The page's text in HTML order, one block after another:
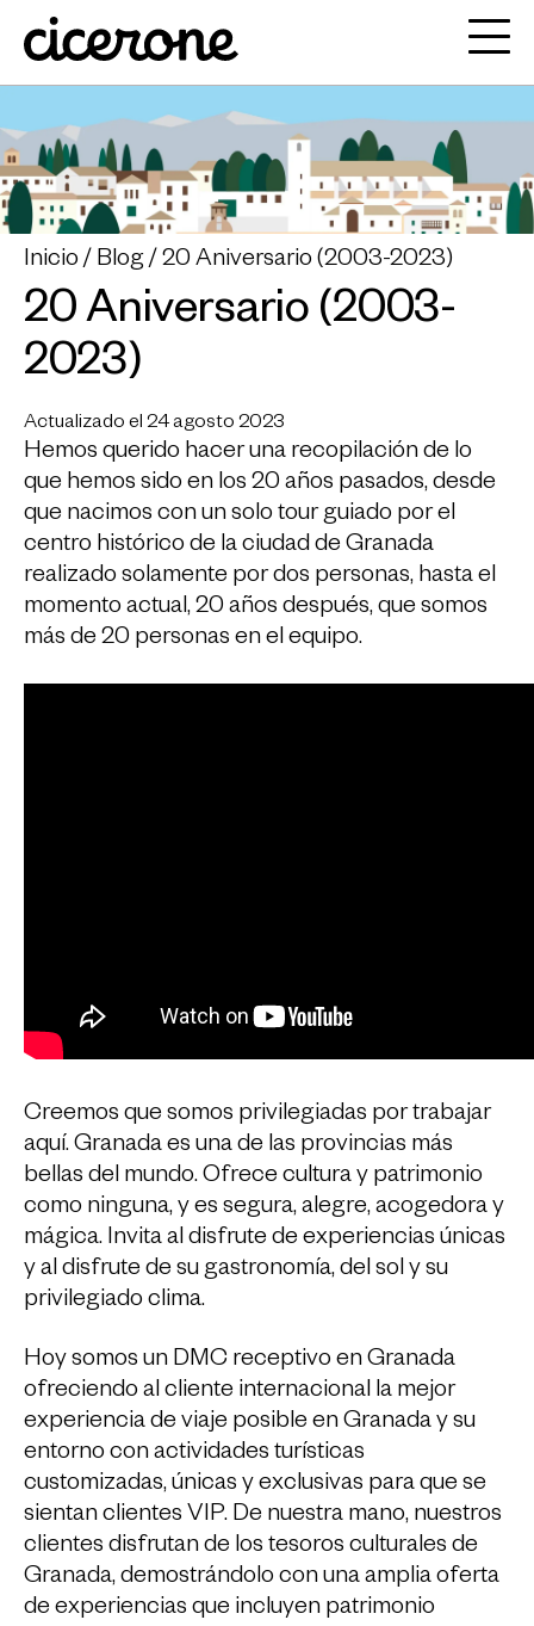
Inicio Blog 20 Aniversario (2003-2023)
20 Aniversario (2003-
2023)
Actualizado el 24 agosto 2023
Hemos querido hacer una recopilación de lo
que hemos sido en los 20 años pasados, desde
que nacimos con un solo tour guiado por el
centro histórico de la ciudad de Granada
realizado solamente por dos personas, hasta el
momento actual, 20 años después, que somos
más de 20 personas en el equipo.
Creemos que somos privilegiadas por trabajar
aquí. Granada es una de las provincias más
bellas del mundo. Ofrece cultura y patrimonio
como ninguna, y es segura, alegre, acogedora y
mágica. Invita al disfrute de experiencias únicas
y al disfrute de su gastronomía, del sol y su
privilegiado clima.
Hoy somos un DMC receptivo en Granada
ofreciendo al cliente internacional la mejor
experiencia de viaje posible en Granada y su
entorno con actividades turísticas
customizadas, únicas y exclusivas para que se
sientan clientes VIP. De nuestra mano, nuestros
clientes disfrutan de los tesoros culturales de
Granada, demostrándolo con una amplia oferta
de experiencias que incluyen patrimonio